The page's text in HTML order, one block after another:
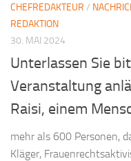
CHEFREDAKTEUR /
REDAKTION
30. MAI 2024
Unterlassen Sie
Veranstaltung
Raisi, einem
mehr als 600 Personen,
Kläger,